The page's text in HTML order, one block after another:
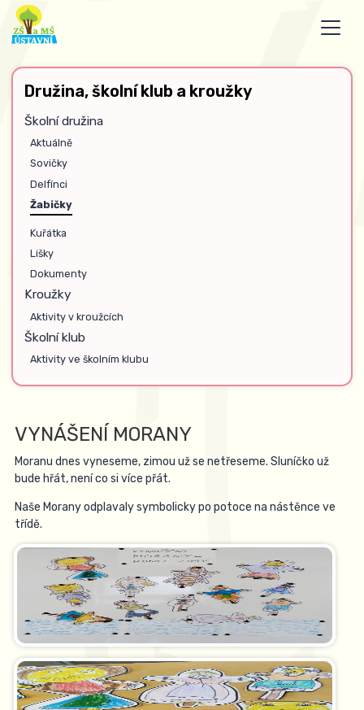
Družina, školní klub a kroužky
Školní družina
Aktuálně
Sovičky
Delfínci
Žabičky
Kuřátka
Lišky
Dokumenty
Kroužky
Aktivity v kroužcích
Školní klub
Aktivity ve školním klubu
VYNÁŠENÍ MORANY
Moranu dnes vyneseme, zimou už se netřeseme. Sluníčko už
bude hřát, není co si více přát.
Naše Morany odplavaly symbolicky po potoce na nástěnce ve
třídě.